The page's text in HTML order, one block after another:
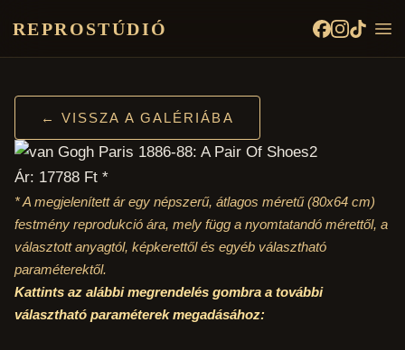
REPROSTÚDIÓ
← VISSZA A GALÉRIÁBA
Ár: 17788 Ft *
* A megjelenített ár egy népszerű, átlagos méretű(80x64 cm)
festmény reprodukció ára, mely függ a nyomtatandó mérettől, a
választott anyagtól, képkerettől és egyéb választható
paraméterektől.
Kattints az alábbi megrendelés gombra a további
választható paraméterek megadásához: